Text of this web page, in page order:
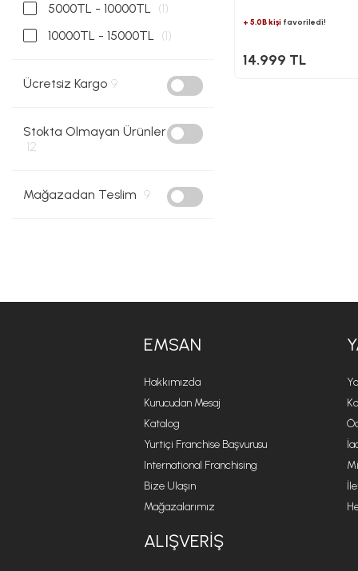
5000TL - 10000TL (1)
10000TL - 15000TL (1)
Ücretsiz Kargo 9
Stokta Olmayan Ürünler
12
Mağazadan Teslim 9
+ 5.0B kişifavoriledi!
14.999 TL
EMSAN
Hakkımızda
Kurucudan Mesaj
Katalog
Yurtiçi Franchise Başvurusu
International Franchising
Bize Ulaşın
Mağazalarımız
ALIŞVERIŞ